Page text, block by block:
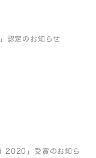
認定のお知らせ
2020」受賞のお知ら